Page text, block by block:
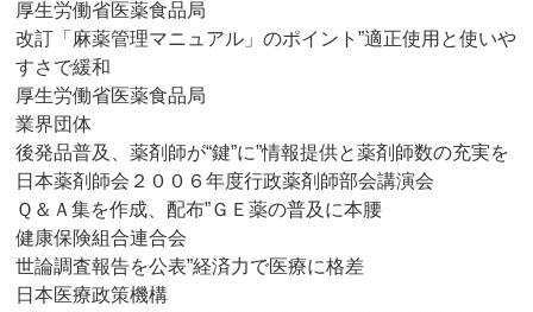
厚生労働省医薬食品局
改訂「麻薬管理マニュアル」のポイント”適正使用と使いや
すさで緩和
厚生労働省医薬食品局
業界団体
後発品普及、薬剤師が“鍵”に”情報提供と薬剤師数の充実を
日本薬剤師会２００６年度行政薬剤師部会講演会
Ｑ＆Ａ集を作成、配布”ＧＥ薬の普及に本腰
健康保険組合連合会
世論調査報告を公表”経済力で医療に格差
日本医療政策機構